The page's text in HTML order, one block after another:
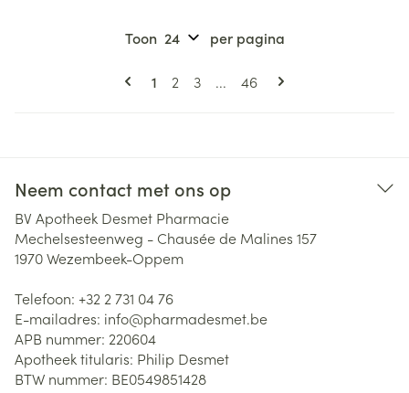
Pagina's
U lees momenteel pagina
1 Pagina
2 Pagina
3 ... Pagina
46
Toon per pagina
Neem contact met ons op
BV Apotheek Desmet Pharmacie
Mechelsesteenweg - Chausée de Malines 157
1970Wezembeek-Oppem
Telefoon: +32 2 731 04 76
E-mailadres: info@pharmadesmet.be
APB nummer: 220604
Apotheek titularis: Philip Desmet
BTW nummer: BE0549851428